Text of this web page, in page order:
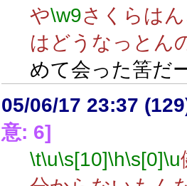
や\w9さくらは
はどうなっとん
めて会った筈だ
05/06/17 23:37
意: 6]
\t\u\s[10]\h\s[0]\u